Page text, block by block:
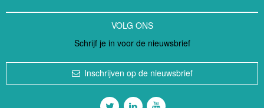
VOLG ONS
Schrijf je in voor de nieuwsbrief
Inschrijven op de nieuwsbrief